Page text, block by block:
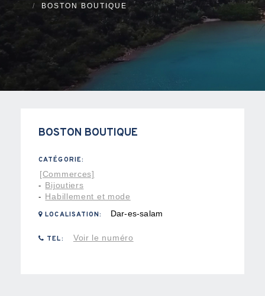
BOSTON BOUTIQUE
BOSTON BOUTIQUE
CATÉGORIE:
[Commerces]
- Bijoutiers
- Habillement et mode
LOCALISATION: Dar-es-salam
TEL: Voir le numéro